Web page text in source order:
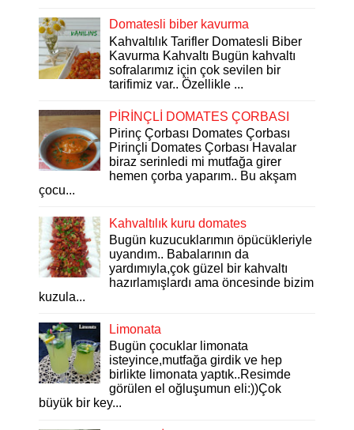
Domatesli biber kavurma
Kahvaltılık Tarifler Domatesli Biber
Kavurma Kahvaltı Bugün kahvaltı
sofralarımız için çok sevilen bir
tarifimiz var.. Özellikle ...
PİRİNÇLİ DOMATES ÇORBASI
Pirinç Çorbası Domates Çorbası
Pirinçli Domates Çorbası Havalar
biraz serinledi mi mutfağa girer
hemen çorba yaparım.. Bu akşam
çocu...
Kahvaltılık kuru domates
Bugün kuzucuklarımın öpücükleriyle
uyandım.. Babalarının da
yardımıyla,çok güzel bir kahvaltı
hazırlamışlardı ama öncesinde bizim
kuzula...
Limonata
Bugün çocuklar limonata
isteyince,mutfağa girdik ve hep
birlikte limonata yaptık..Resimde
görülen el oğluşumun eli:))Çok
büyük bir key...